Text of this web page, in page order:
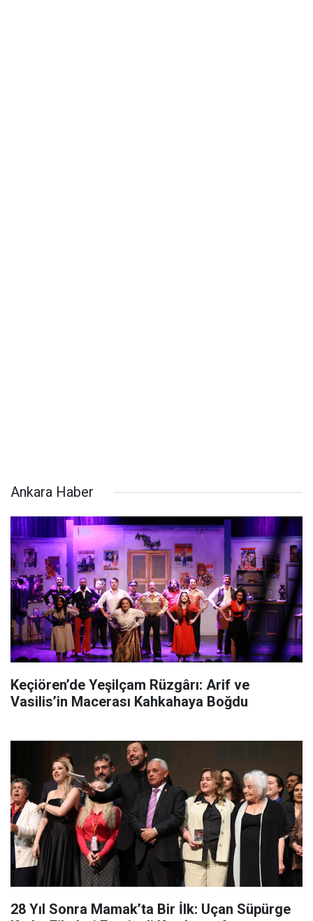
Ankara Haber
Keçiören’de Yeşilçam Rüzgârı: Arif ve
Vasilis’in Macerası Kahkahaya Boğdu
28 Yıl Sonra Mamak’ta Bir İlk: Uçan Süpürge